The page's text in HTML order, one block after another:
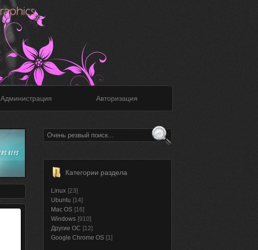
Администрация Авторизация
Категории раздела
Linux [23]
Ubuntu [14]
Mac OS [16]
Windows [910]
Другие ОС [12]
Google Chrome OS [1]